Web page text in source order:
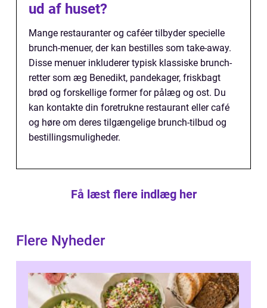
ud af huset?
Mange restauranter og caféer tilbyder specielle
brunch-menuer, der kan bestilles som take-away.
Disse menuer inkluderer typisk klassiske brunch-
retter som æg Benedikt, pandekager, friskbagt
brød og forskellige former for pålæg og ost. Du
kan kontakte din foretrukne restaurant eller café
og høre om deres tilgængelige brunch-tilbud og
bestillingsmuligheder.
Få læst flere indlæg her
Flere Nyheder